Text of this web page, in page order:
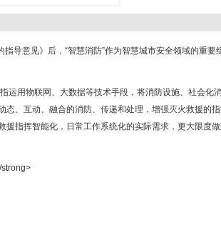
导意见》后，“智慧消防”作为智慧城市安全领域的重
运用物联网、大数据等技术手段，将消防设施、社会化
、互动、融合的消防、传递和处理，增强灭火救援的
指挥智能化，日常工作系统化的实际需求，更大限度做